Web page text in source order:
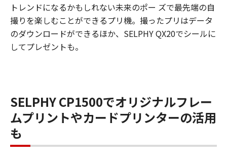
トレンドになるかもしれない未来のポー ズで最先端の自
撮りを楽しむことができるプリ機。撮ったプリはデータ
のダウンロードができるほか、SELPHY QX20でシールに
してプレゼントも。
SELPHY CP1500でオリジナルフレー
ムプリントやカードプリンターの活用
も